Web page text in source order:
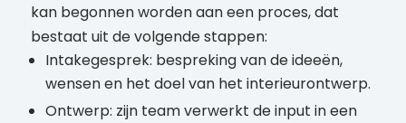
kan begonnen worden aan een proces, dat
bestaat uit de volgende stappen:
Intakegesprek: bespreking van de ideeën,
wensen en het doel van het interieurontwerp.
Ontwerp: zijn team verwerkt de input in een